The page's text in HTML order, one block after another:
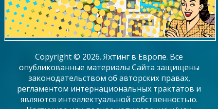
Copyright © 2026. Яхтинг в Европе. Все
опубликованные материалы Сайта защищены
законодательством об авторских правах,
регламентом интернациональных трактатов и
являются интеллектуальной собственностью.